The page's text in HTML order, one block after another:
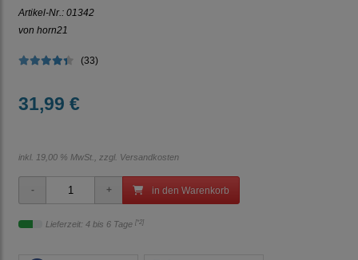
Artikel-Nr.: 01342
von horn21
(33)
31,99 €
inkl. 19,00 % MwSt., zzgl. Versandkosten
in den Warenkorb
Lieferzeit: 4 bis 6 Tage [*2]